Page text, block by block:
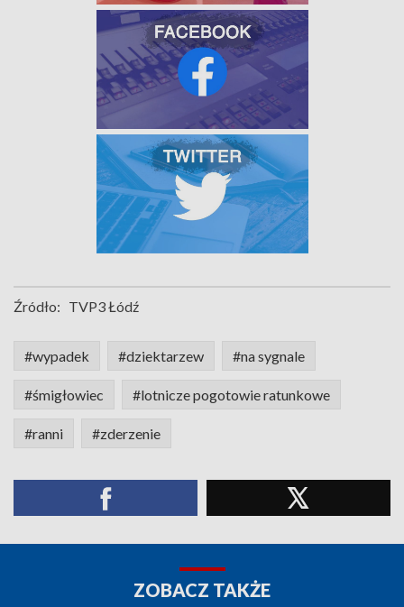
Źródło: TVP3 Łódź
#wypadek #dziektarzew #na sygnale
#śmigłowiec #lotnicze pogotowie ratunkowe
#ranni #zderzenie
ZOBACZ TAKŻE